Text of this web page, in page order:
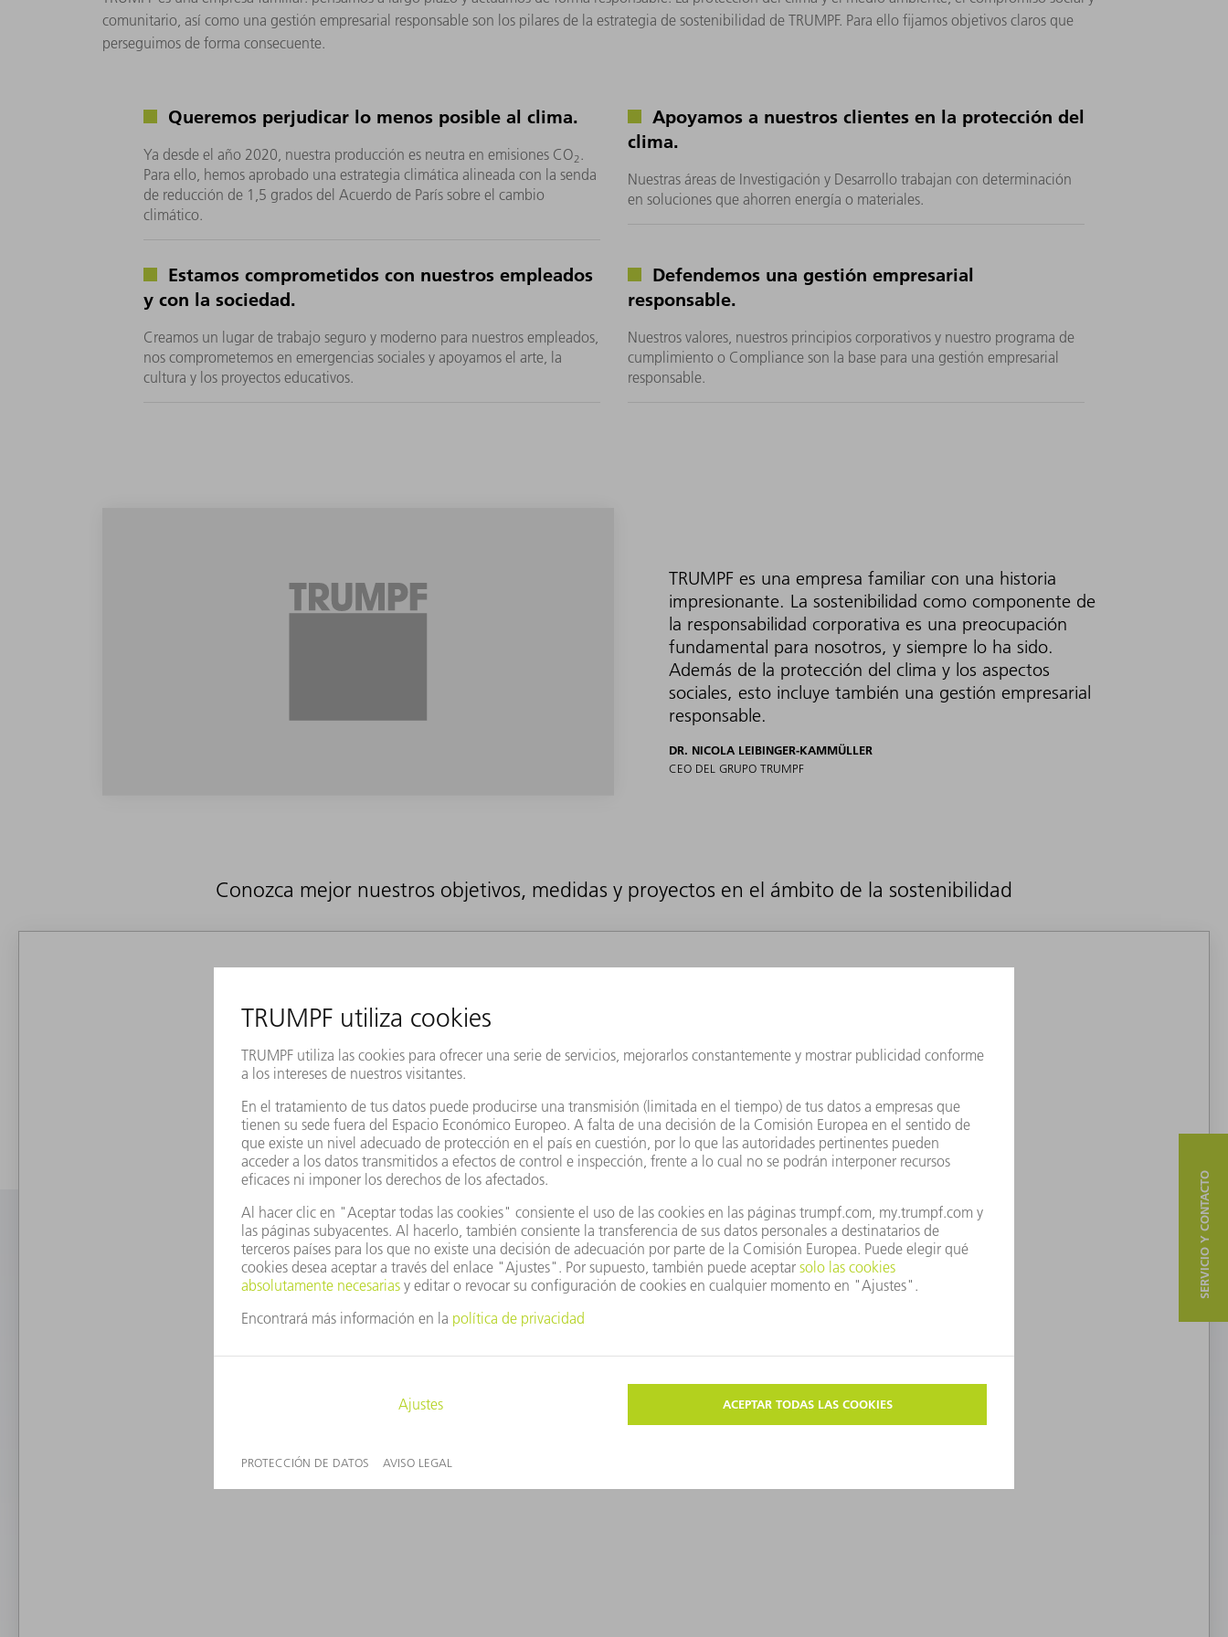
comunitario, así como una gestión empresarial responsable son los pilares de la estrategia de sostenibilidad de TRUMPF. Para ello fijamos objetivos claros que
perseguimos de forma consecuente.
Queremos perjudicar lo menos posible al clima.
Ya desde el año 2020, nuestra producción es neutra en emisiones CO2 .
Para ello, hemos aprobado una estrategia climática alineada con la senda
de reducción de 1,5 grados del Acuerdo de París sobre el cambio
climático.
Apoyamos a nuestros clientes en la protección del
clima.
Nuestras áreas de Investigación y Desarrollo trabajan con determinación
en soluciones que ahorren energía o materiales.
Estamos comprometidos con nuestros empleados
y con la sociedad.
Creamos un lugar de trabajo seguro y moderno para nuestros empleados,
nos comprometemos en emergencias sociales y apoyamos el arte, la
cultura y los proyectos educativos.
Defendemos una gestión empresarial
responsable.
Nuestros valores, nuestros principios corporativos y nuestro programa de
cumplimiento o Compliance son la base para una gestión empresarial
responsable.
TRUMPF es una empresa familiar con una historia
impresionante. La sostenibilidad como componente de
la responsabilidad corporativa es una preocupación
fundamental para nosotros, y siempre lo ha sido.
Además de la protección del clima y los aspectos
sociales, esto incluye también una gestión empresarial
responsable.
DR. NICOLA LEIBINGER-KAMMÜLLER
CEO DEL GRUPO TRUMPF
Conozca mejor nuestros objetivos, medidas y proyectos en el ámbito de la sostenibilidad
SERVICIO Y CONTACTO